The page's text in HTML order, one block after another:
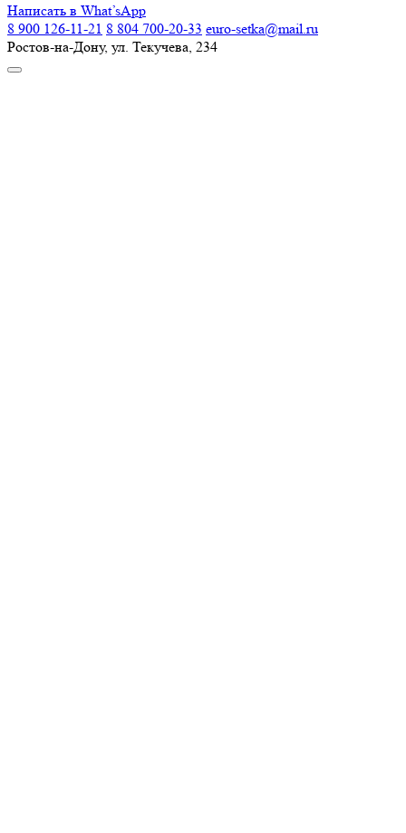
Написать в What’sApp
8 900 126-11-21 8 804 700-20-33 euro-setka@mail.ru
Ростов-на-Дону, ул. Текучева, 234